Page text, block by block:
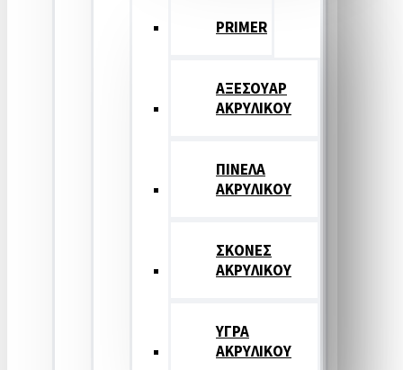
PRIMER
ΑΞΕΣΟΥΑΡ
ΑΚΡΥΛΙΚΟΥ
ΠΙΝΕΛΑ
ΑΚΡΥΛΙΚΟΥ
ΣΚΟΝΕΣ
ΑΚΡΥΛΙΚΟΥ
ΥΓΡΑ
ΑΚΡΥΛΙΚΟΥ